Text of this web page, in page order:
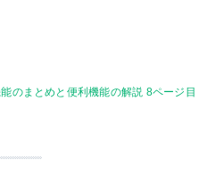
のまとめと便利機能の解説 8ページ目